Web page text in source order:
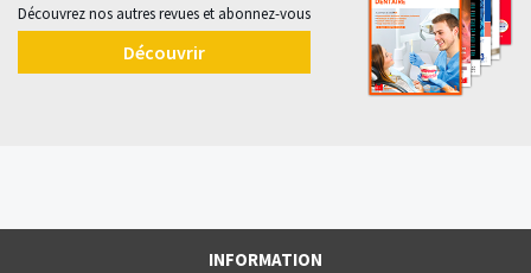
Découvrez nos autres revues et abonnez-vous
Découvrir
INFORMATION